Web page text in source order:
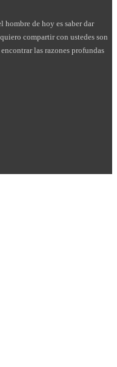
hombre de hoy es saber dar
compartir con ustedes son
las razones profundas